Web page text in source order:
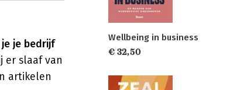
je bedrijf
er slaaf van
artikelen
Wellbeing in business
€ 32,50